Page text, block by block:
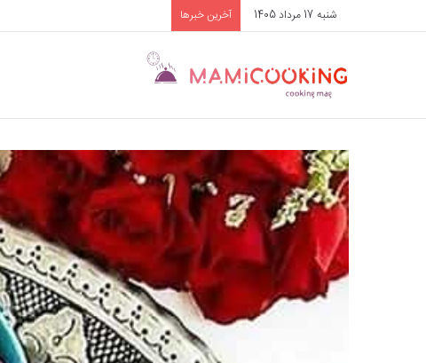
شنبه 17 مرداد 1405 آخرین خبرها